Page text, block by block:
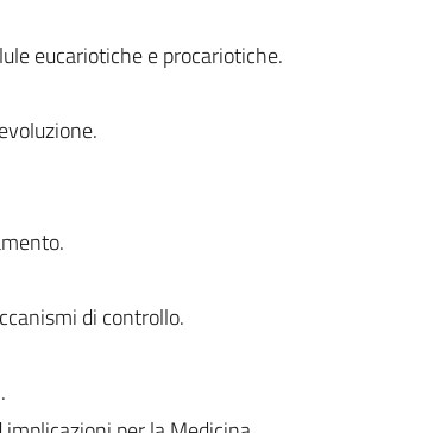
eucariotiche e procariotiche.
di controllo.